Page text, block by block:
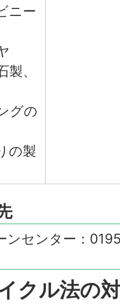
ニー
製、
グの
の製
ンセンター：
クル法の